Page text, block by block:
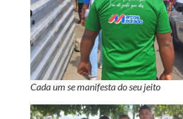
Cada um se manifesta do seu jeito